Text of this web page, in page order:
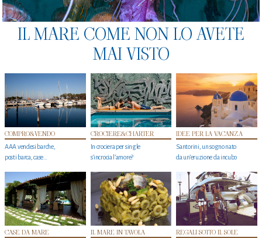
IL MARE COME NON LO AVETE
MAI VISTO
COMPRO&VENDO
AAA vendesi barche,
posti barca, case…
CROCIERE&CHARTER
In crociera per single
s'incrocia l’amore?
IDEE PER LA VACANZA
Santorini, un sogno nato
da un’eruzione da incubo
CASE DA MARE IL MARE IN TAVOLA REGALI SOTTO IL SOLE